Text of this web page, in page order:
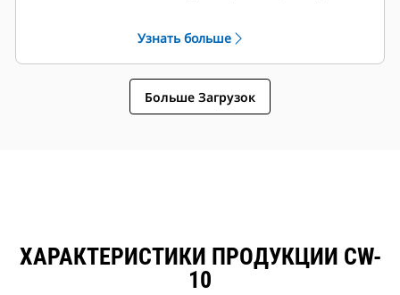
оборудования в устройстве без
зазоров в течение всего срока
службы. Это позволяет использовать
устройство при выполнении самых
разных работ.
Узнать больше
Больше Загрузок
ХАРАКТЕРИСТИКИ ПРОДУКЦИИ CW-
10